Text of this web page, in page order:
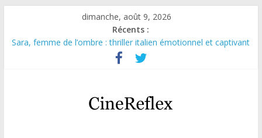
dimanche, août 9, 2026
Récents :
Sara, femme de l’ombre : thriller italien émotionnel et captivant
Journal d’une fille larguée : nouvelle série suédoise sur Netflix
Aema : mini-série sur le tournage d’un film érotique devenu
Glass Heart : excellente série musicale avec Takeru Satō
Olympo, saison 1 : nouvelle série qui séduira les fans de